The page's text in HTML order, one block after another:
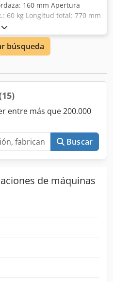
160 mm Apertura
60 kg Longitud total: 770 mm
S2/mm (ajustable
de fuerza de sujeción:
en kN: 60 Ejecución:
0 Pieza de trabajo: Pieza
búsqueda
entre más que 200.000
Buscar
de máquinas